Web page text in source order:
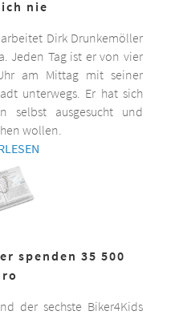
nie
Dirk Drunkemöller
Jeden Tag ist er von vier
am Mittag mit seiner
unterwegs. Er hat sich
selbst ausgesucht und
wollen.
spenden 35 500
der sechste Biker4Kids